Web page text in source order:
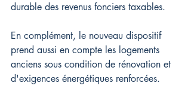
durable des revenus fonciers taxables.
En complément, le nouveau dispositif
prend aussi en compte les logements
anciens sous condition de rénovation et
d'exigences énergétiques renforcées.